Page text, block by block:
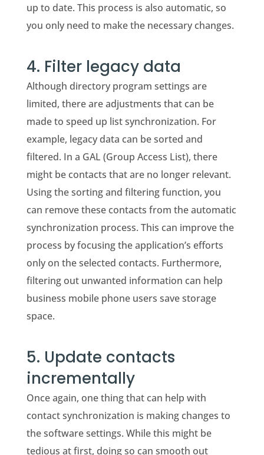
up to date. This process is also automatic, so
you only need to make the necessary changes.
4. Filter legacy data
Although directory program settings are
limited, there are adjustments that can be
made to speed up list synchronization. For
example, legacy data can be sorted and
filtered. In a GAL (Group Access List), there
might be contacts that are no longer relevant.
Using the sorting and filtering function, you
can remove these contacts from the automatic
synchronization process. This can improve the
process by focusing the application’s efforts
only on the selected contacts. Furthermore,
filtering out unwanted information can help
business mobile phone users save storage
space.
5. Update contacts
incrementally
Once again, one thing that can help with
contact synchronization is making changes to
the software settings. While this might be
tedious at first, doing so can smooth out